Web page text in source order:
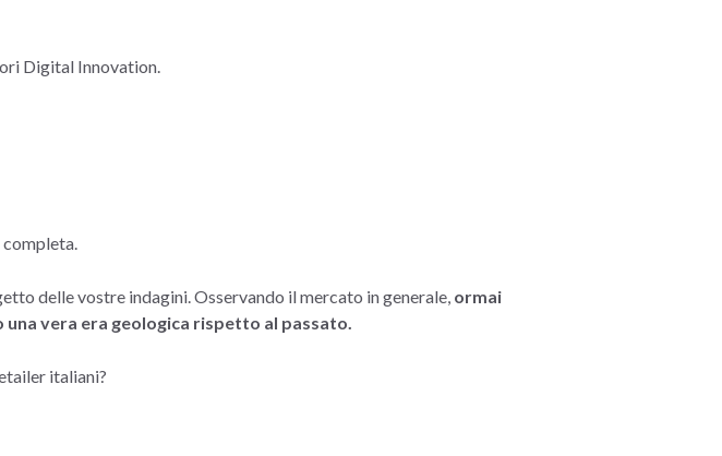
Digital Innovation.
completa.
delle vostre indagini. Osservando il mercato in generale, ormai
una vera era geologica rispetto al passato.
italiani?